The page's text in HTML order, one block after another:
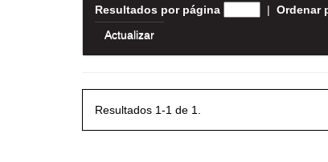
Resultados por página | Ordenar
Resultados 1-1 de 1.